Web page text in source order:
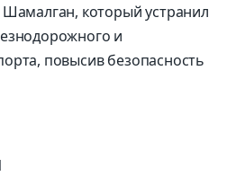
который устранил
и
повысив безопасность